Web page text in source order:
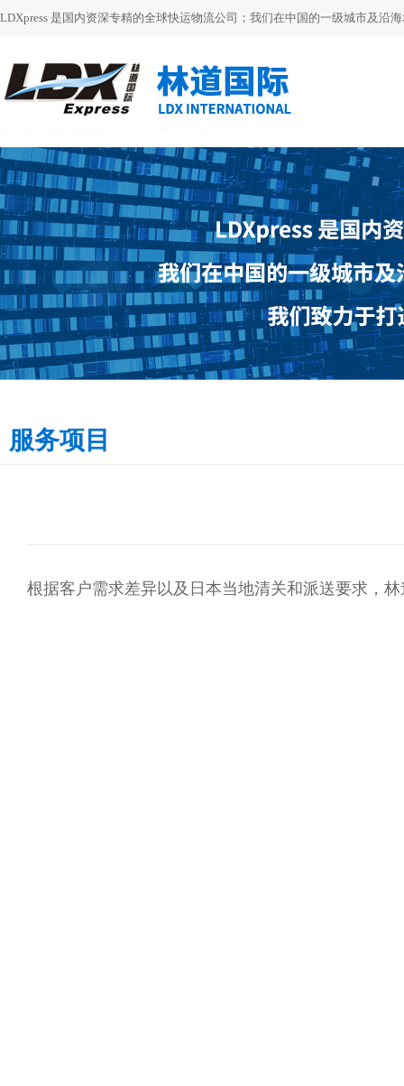
LDXpress 是国内资深专精的全球快运物流公司；我们在中国的一级城市及沿
服务项目
根据客户需求差异以及日本当地清关和派送要求，